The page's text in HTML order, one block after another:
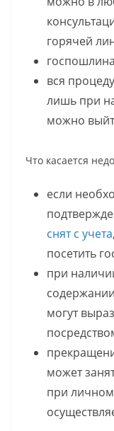
горячей
вся
лишь при
можно
Что касается
если
снят с учета
посетить
при
могут
может
при